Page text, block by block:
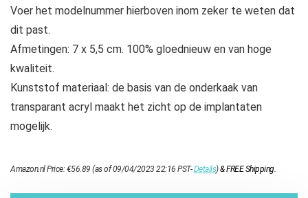
Voer het modelnummer hierboven inom zeker te weten dat
dit past.
Afmetingen: 7 x 5,5 cm. 100% gloednieuw en van hoge
kwaliteit.
Kunststof materiaal: de basis van de onderkaak van
transparant acryl maakt het zicht op de implantaten
mogelijk.
Amazon.nl Price:€56.89 (as of 09/04/2023 22:16 PST-Details)&FREE Shipping.